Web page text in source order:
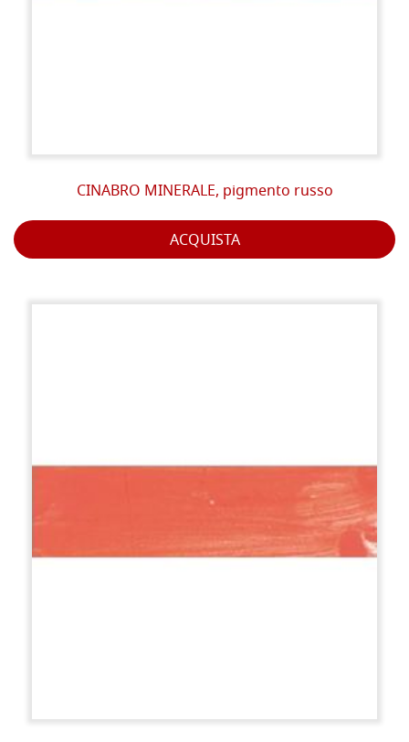
CINABRO MINERALE, pigmento russo
ACQUISTA